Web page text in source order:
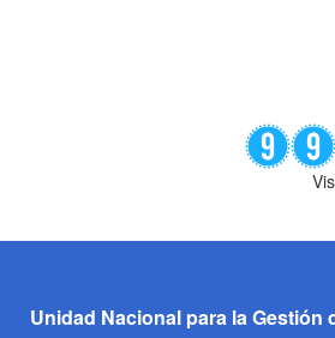
Unidad Nacional para la Gestión